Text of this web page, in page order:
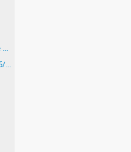
"Caminantes" por Lidia Seifulina [Recorte de prensa]
Carta a Anna Chiappe de Mariátegui, 19/6/1925